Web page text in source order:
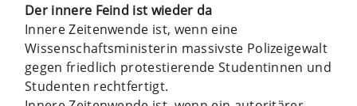
Der innere Feind ist wieder da
Innere Zeitenwende ist, wenn eine
Wissenschaftsministerin massivste Polizeigewalt
gegen friedlich protestierende Studentinnen und
Studenten rechtfertigt.